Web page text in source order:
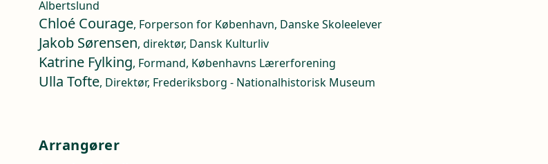
Albertslund
Chloé Courage, Forperson for København, Danske Skoleelever
Jakob Sørensen, direktør, Dansk Kulturliv
Katrine Fylking, Formand, Københavns Lærerforening
Ulla Tofte, Direktør, Frederiksborg - Nationalhistorisk Museum
Arrangører